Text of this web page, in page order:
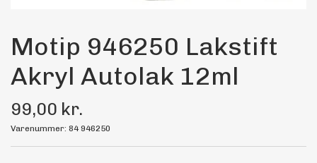
Kemi
Dæk & Fælge
Motip 946250 Lakstift
Akryl Autolak 12ml
99,00 kr.
Varenummer: 84 946250